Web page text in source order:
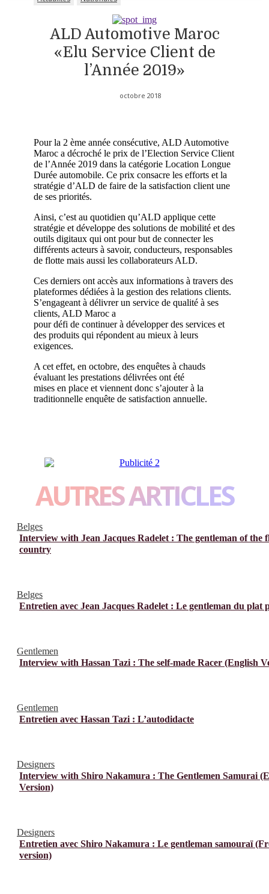
ALD Automotive Maroc
«Elu Service Client de
l’Année 2019»
octobre 2018
Pour la 2 ème année consécutive, ALD Automotive
Maroc a décroché le prix de l’Election Service Client
de l’Année 2019 dans la catégorie Location Longue
Durée automobile. Ce prix consacre les efforts et la
stratégie d’ALD de faire de la satisfaction client une
de ses priorités.
Ainsi, c’est au quotidien qu’ALD applique cette
stratégie et développe des solutions de mobilité et des
outils digitaux qui ont pour but de connecter les
différents acteurs à savoir, conducteurs, responsables
de flotte mais aussi les collaborateurs ALD.
Ces derniers ont accès aux informations à travers des
plateformes dédiées à la gestion des relations clients.
S’engageant à délivrer un service de qualité à ses
clients, ALD Maroc a
pour défi de continuer à développer des services et
des produits qui répondent au mieux à leurs
exigences.
A cet effet, en octobre, des enquêtes à chauds
évaluant les prestations délivrées ont été
mises en place et viennent donc s’ajouter à la
traditionnelle enquête de satisfaction annuelle.
AUTRES ARTICLES
Belges
Interview with Jean Jacques Radelet : The gentleman of the
country
Belges
Entretien avec Jean Jacques Radelet : Le gentleman du plat
Gentlemen
Interview with Hassan Tazi : The self-made Racer (English
Gentlemen
Entretien avec Hassan Tazi : L’autodidacte
Designers
Interview with Shiro Nakamura : The Gentlemen Samurai
Version)
Designers
Entretien avec Shiro Nakamura : Le gentleman samouraï
version)